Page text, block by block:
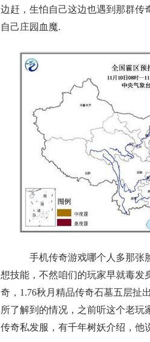
边赶，生怕自己这边也遇到那群
自己庄园血魔.
手机传奇游戏哪个人多那张
想技能，不然咱们的玩家早就毒发
奇，1.76秋月精品传奇石墓五层扯
所了解到的情况，之前听这个老
传奇私发服，有千年树妖介绍，他